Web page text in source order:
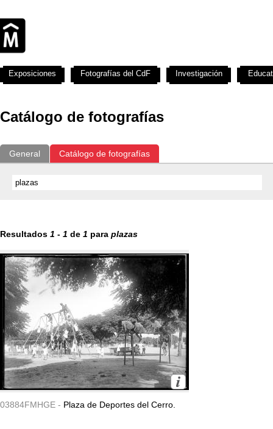
Catálogo de fotografías
General Catálogo de fotografías
Resultados 1 - 1 de 1 para plazas
03884FMHGE - Plaza de Deportes del Cerro.
Exposiciones Fotografías del CdF Investigación